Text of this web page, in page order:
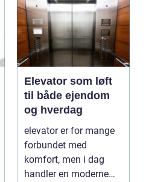
Elevator som løft
til både ejendom
og hverdag
elevator er for mange
forbundet med
komfort, men i dag
handler en moderne